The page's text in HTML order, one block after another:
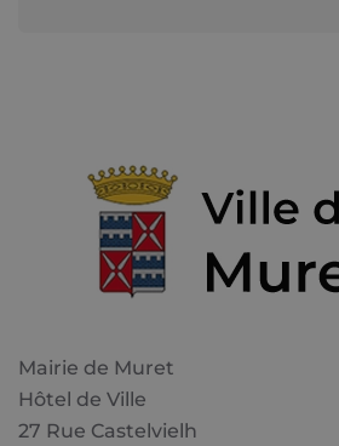
Mairie de Muret
Hôtel de Ville
27 Rue Castelvielh